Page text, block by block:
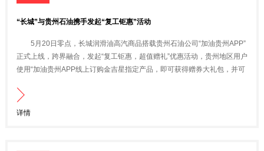
“长城”与贵州石油携手发起“复工钜惠”活动
5月20日零点，长城润滑油高汽商品搭载贵州石油公司“加油贵州APP”
正式上线，跨界融合，发起“复工钜惠，超值赠礼”优惠活动，贵州地区用户
使用“加油贵州APP线上订购金吉星指定产品，即可获得赠券大礼包，并可
油、换油保养。活动引发不少贵州消费者的浓厚兴趣，纷纷咨询和下单，
取得较好效果。
详情